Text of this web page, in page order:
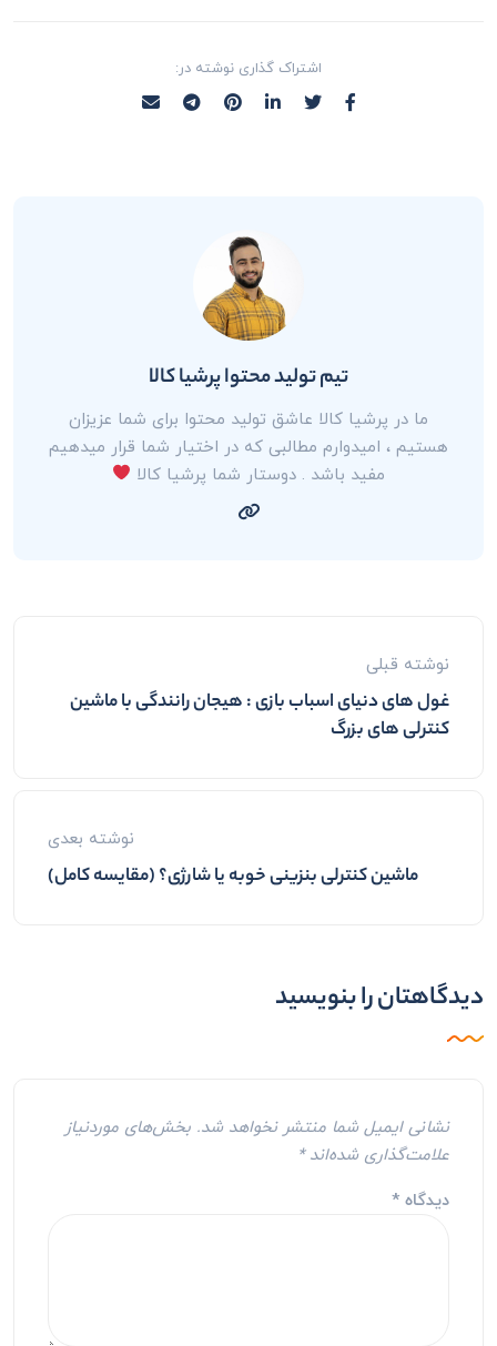
اشتراک گذاری نوشته در:
تیم تولید محتوا پرشیا کالا
ما در پرشیا کالا عاشق تولید محتوا برای شما عزیزان
هستیم ، امیدوارم مطالبی که در اختیار شما قرار میدهیم
مفید باشد . دوستار شما پرشیا کالا
نوشته قبلی
غول های دنیای اسباب بازی : هیجان رانندگی با ماشین
کنترلی های بزرگ
نوشته بعدی
ماشین کنترلی بنزینی خوبه یا شارژی؟ (مقایسه کامل)
دیدگاهتان را بنویسید
نشانی ایمیل شما منتشر نخواهد شد. بخش‌های موردنیاز
علامت‌گذاری شده‌اند*
دیدگاه*